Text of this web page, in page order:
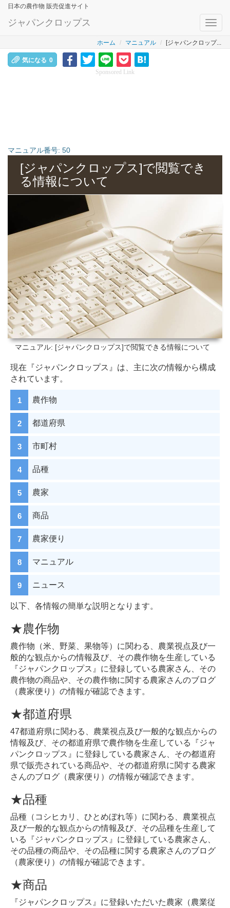
日本の農作物 販売促進サイト
ジャパンクロップス
ホーム マニュアル [ジャパンクロップ...
気になる 0
Sponsored Link
マニュアル番号: 50
[ジャパンクロップス]で閲覧でき
る情報について
マニュアル: [ジャパンクロップス]で閲覧できる情報について
現在『ジャパンクロップス』は、主に次の情報から構成
されています。
農作物
都道府県
市町村
品種
農家
商品
農家便り
マニュアル
ニュース
以下、各情報の簡単な説明となります。
★農作物
農作物（米、野菜、果物等）に関わる、農業視点及び一
般的な観点からの情報及び、その農作物を生産している
『ジャパンクロップス』に登録している農家さん、その
農作物の商品や、その農作物に関する農家さんのブログ
（農家便り）の情報が確認できます。
★都道府県
47都道府県に関わる、農業視点及び一般的な観点からの
情報及び、その都道府県で農作物を生産している『ジャ
パンクロップス』に登録している農家さん、その都道府
県で販売されている商品や、その都道府県に関する農家
さんのブログ（農家便り）の情報が確認できます。
★品種
品種（コシヒカリ、ひとめぼれ等）に関わる、農業視点
及び一般的な観点からの情報及び、その品種を生産して
いる『ジャパンクロップス』に登録している農家さん、
その品種の商品や、その品種に関する農家さんのブログ
（農家便り）の情報が確認できます。
★商品
『ジャパンクロップス』に登録いただいた農家（農業従